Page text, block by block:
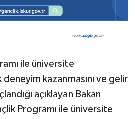
ile üniversite
kazanmasını ve gelir
açıklayan Bakan
Programı ile üniversite